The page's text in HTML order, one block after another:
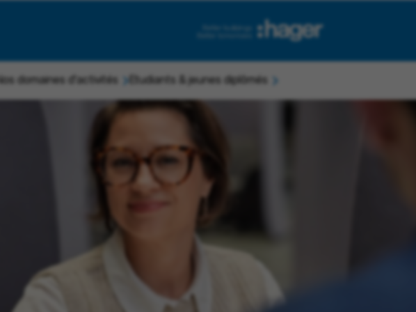
Nos domaines d'activités Etudiants & jeunes diplômés